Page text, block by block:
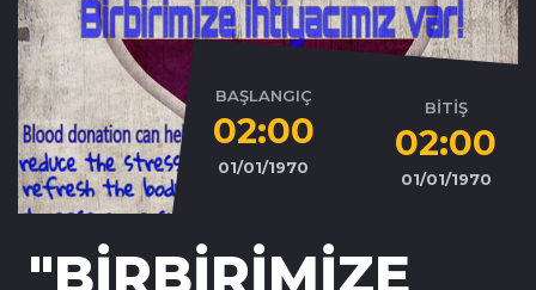
BAŞLANGIÇ
02:00
01/01/1970
BİTİŞ
02:00
01/01/1970
"BİRBİRİMİZE